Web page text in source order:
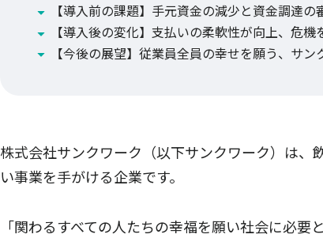
【導入前の課題】手元資金の減少と資金調達の
【導入後の変化】支払いの柔軟性が向上、危
【今後の展望】従業員全員の幸せを願う、サン
株式会社サンクワーク（以下サンクワーク）は
い事業を手がける企業です。
「関わるすべての人たちの幸福を願い社会に必